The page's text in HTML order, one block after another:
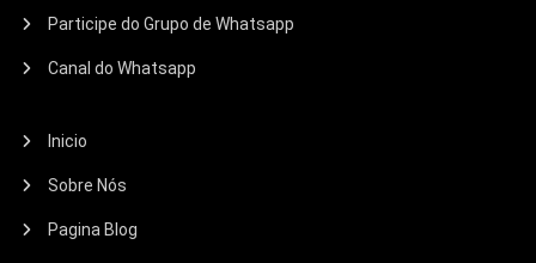
Participe do Grupo de Whatsapp
Canal do Whatsapp
Inicio
Sobre Nós
Pagina Blog